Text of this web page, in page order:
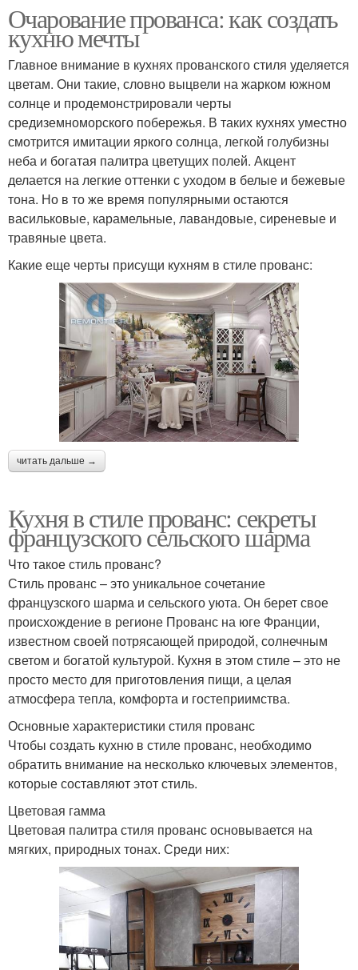
Очарование прованса: как создать
кухню мечты
Главное внимание в кухнях прованского стиля уделяется
цветам. Они такие, словно выцвели на жарком южном
солнце и продемонстрировали черты
средиземноморского побережья. В таких кухнях уместно
смотрится имитации яркого солнца, легкой голубизны
неба и богатая палитра цветущих полей. Акцент
делается на легкие оттенки с уходом в белые и бежевые
тона. Но в то же время популярными остаются
васильковые, карамельные, лавандовые, сиреневые и
травяные цвета.
Какие еще черты присущи кухням в стиле прованс:
читать дальше →
Кухня в стиле прованс: секреты
французского сельского шарма
Что такое стиль прованс?
Стиль прованс – это уникальное сочетание
французского шарма и сельского уюта. Он берет свое
происхождение в регионе Прованс на юге Франции,
известном своей потрясающей природой, солнечным
светом и богатой культурой. Кухня в этом стиле – это не
просто место для приготовления пищи, а целая
атмосфера тепла, комфорта и гостеприимства.
Основные характеристики стиля прованс
Чтобы создать кухню в стиле прованс, необходимо
обратить внимание на несколько ключевых элементов,
которые составляют этот стиль.
Цветовая гамма
Цветовая палитра стиля прованс основывается на
мягких, природных тонах. Среди них: